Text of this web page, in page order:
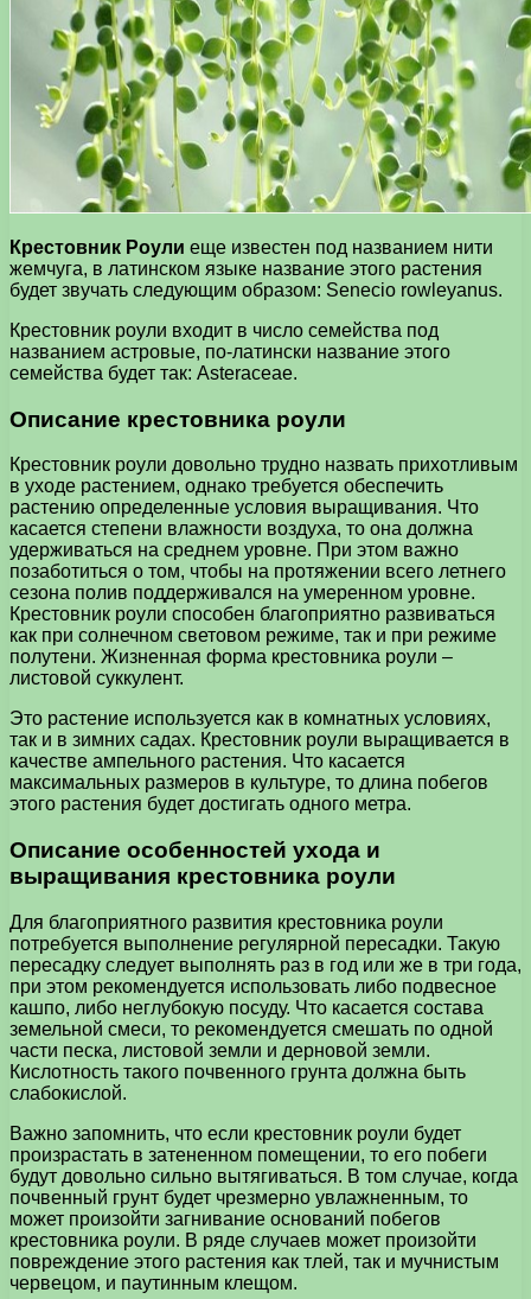
Крестовник Роули еще известен под названием нити
жемчуга, в латинском языке название этого растения
будет звучать следующим образом: Senecio rowleyanus.
Крестовник роули входит в число семейства под
названием астровые, по-латински название этого
семейства будет так: Asteraceae.
Описание крестовника роули
Крестовник роули довольно трудно назвать прихотливым
в уходе растением, однако требуется обеспечить
растению определенные условия выращивания. Что
касается степени влажности воздуха, то она должна
удерживаться на среднем уровне. При этом важно
позаботиться о том, чтобы на протяжении всего летнего
сезона полив поддерживался на умеренном уровне.
Крестовник роули способен благоприятно развиваться
как при солнечном световом режиме, так и при режиме
полутени. Жизненная форма крестовника роули –
листовой суккулент.
Это растение используется как в комнатных условиях,
так и в зимних садах. Крестовник роули выращивается в
качестве ампельного растения. Что касается
максимальных размеров в культуре, то длина побегов
этого растения будет достигать одного метра.
Описание особенностей ухода и
выращивания крестовника роули
Для благоприятного развития крестовника роули
потребуется выполнение регулярной пересадки. Такую
пересадку следует выполнять раз в год или же в три года,
при этом рекомендуется использовать либо подвесное
кашпо, либо неглубокую посуду. Что касается состава
земельной смеси, то рекомендуется смешать по одной
части песка, листовой земли и дерновой земли.
Кислотность такого почвенного грунта должна быть
слабокислой.
Важно запомнить, что если крестовник роули будет
произрастать в затененном помещении, то его побеги
будут довольно сильно вытягиваться. В том случае, когда
почвенный грунт будет чрезмерно увлажненным, то
может произойти загнивание оснований побегов
крестовника роули. В ряде случаев может произойти
повреждение этого растения как тлей, так и мучнистым
червецом, и паутинным клещом.